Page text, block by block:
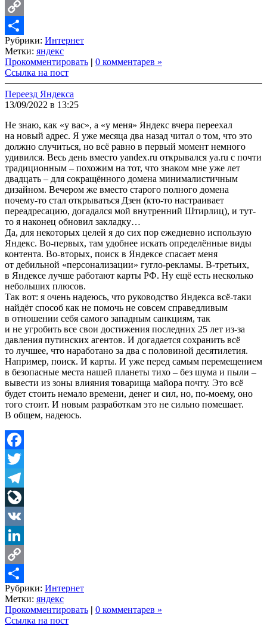
LinkedIn
Copy
Link
Share
Рубрики: Интернет
Метки: яндекс
Прокомментировать | 0 комментарев »
Ссылка на пост
Переезд Яндекса
13/09/2022 в 13:25
Не знаю, как «у вас», а «у меня» Яндекс вчера переехал
на новый адрес. Я уже месяца два назад читал о том, что это
должно случиться, но всё равно в первый момент немного
удивился. Весь день вместо yandex.ru открывался ya.ru с почти
традиционным – похожим на тот, что знаком мне уже лет
двадцать – для сокращённого домена минималистичным
дизайном. Вечером же вместо старого полного домена
почему-то стал открываться Дзен (кто-то настраивает
переадресацию, догадался мой внутренний Штирлиц), и тут-
то я наконец обновил закладку…
Да, для некоторых целей я до сих пор ежедневно использую
Яндекс. Во-первых, там удобнее искать определённые виды
контента. Во-вторых, поиск в Яндексе спасает меня
от дебильной «персонализации» гугло-рекламы. В-третьих,
в Яндексе лучше работают карты РФ. Ну ещё есть несколько
небольших плюсов.
Так вот: я очень надеюсь, что руководство Яндекса всё-таки
найдёт способ как не помочь не совсем справедливым
в отношении себя самого западным санкциям, так
и не угробить все свои достижения последних 25 лет из-за
давления путинских агентов. И догадается сохранить всё
то лучшее, что наработано за два с половиной десятилетия.
Например, поиск. И карты. И уже перед самым перемещением
в безопасные места нашей планеты тихо – без шума и пыли –
вывести из зоны влияния товарища майора почту. Это всё
будет стоить немало времени, денег и сил, но, по-моему, оно
того стоит. И новым разработкам это не сильно помешает.
В общем, надеюсь.
Facebook
Twitter
Telegram
LiveJournal
VK
LinkedIn
Copy
Link
Share
Рубрики: Интернет
Метки: яндекс
Прокомментировать | 0 комментарев »
Ссылка на пост